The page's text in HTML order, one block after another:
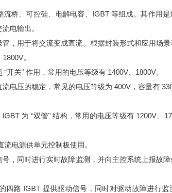
桥、可控硅、电解电容、IGBT 等组成。其作用是
电输出。
，用于将交流变成直流。根据封装形式和应用场
。
关" 作用，常用的电压等级有 1400V、1800V。
电压的稳定，常见的电压等级为 400V，容量有
为 “双管" 结构，常用的电压等级有 1200V、
电源供单元控制板使用。
，同时进行实时故障监测，并向主控系统上报故
四路 IGBT 提供驱动信号，同时对驱动故障进行监